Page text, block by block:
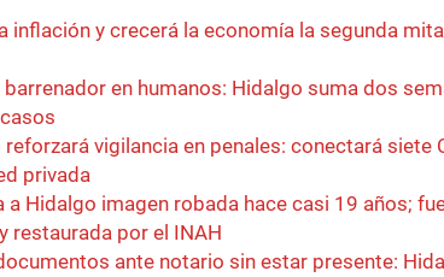
inflación y crecerá la economía la segunda
barrenador en humanos: Hidalgo suma dos
reforzará vigilancia en penales: conectará siete
privada
a Hidalgo imagen robada hace casi 19 años;
restaurada por el INAH
ante notario sin estar presente: